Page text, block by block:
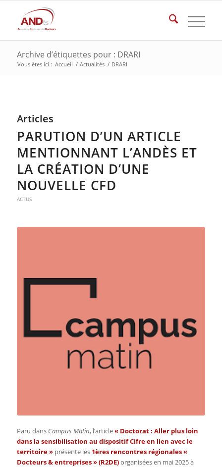
Archive d’étiquettes pour : DRARI
Vous êtes ici : Accueil / Actualités / DRARI
Articles
PARUTION D’UN ARTICLE
MENTIONNANT L’ANDÈS ET
LA CRÉATION D’UNE
NOUVELLE CFD
ACTUS
Paru dans Campus Matin, l’article« Doctorat : Aller plus loin
dans la sensibilisation au dispositif Cifre en lien avec le
territoire »présente les 1ères rencontres régionales «
Docteurs & entreprises » (R2DE)organisées en mai 2025 à